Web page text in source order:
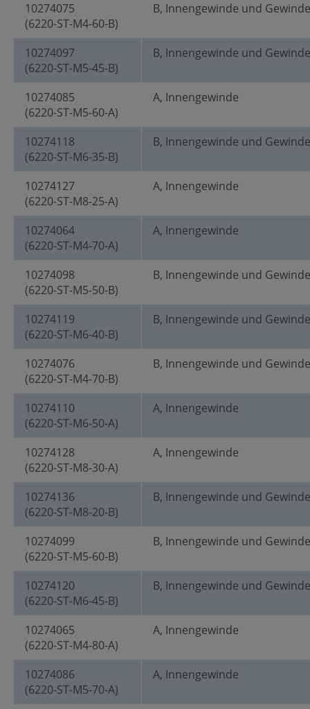
10274075
(6220-ST-M4-60-B)
B, Innengewinde und
10274097
(6220-ST-M5-45-B)
B, Innengewinde und
10274085
(6220-ST-M5-60-A)
A, Innengewinde
10274118
(6220-ST-M6-35-B)
B, Innengewinde und
10274127
(6220-ST-M8-25-A)
A, Innengewinde
10274064
(6220-ST-M4-70-A)
A, Innengewinde
10274098
(6220-ST-M5-50-B)
B, Innengewinde und
10274119
(6220-ST-M6-40-B)
B, Innengewinde und
10274076
(6220-ST-M4-70-B)
B, Innengewinde und
10274110
(6220-ST-M6-50-A)
A, Innengewinde
10274128
(6220-ST-M8-30-A)
A, Innengewinde
10274136
(6220-ST-M8-20-B)
B, Innengewinde und
10274099
(6220-ST-M5-60-B)
B, Innengewinde und
10274120
(6220-ST-M6-45-B)
B, Innengewinde und
10274065
(6220-ST-M4-80-A)
A, Innengewinde
10274086
(6220-ST-M5-70-A)
A, Innengewinde